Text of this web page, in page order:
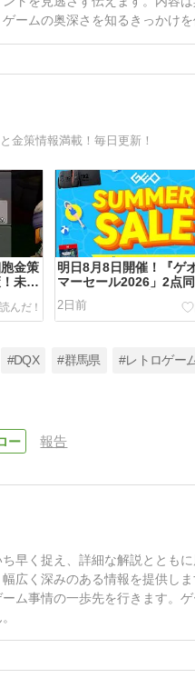
ームの奥深さを知るきっかけ
金策情報満載！毎日更新！
金策
未錬
ける
明日8月8日開催！『ゲ
マーセール2026」2点
で500円引き！注目は
「ドラクエⅠ＆Ⅱ」
2日前
#DQX #群馬県 #レトロゲー
報告
早く捉え、詳細な解説ととも
広く深みのある情報を提供し
ム事情の一歩先を行きます。